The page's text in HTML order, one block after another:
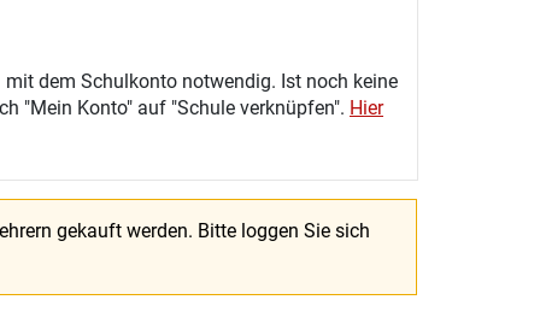
dem Schulkonto notwendig. Ist noch keine
"Mein Konto" auf "Schule verknüpfen". Hier
gekauft werden. Bitte loggen Sie sich